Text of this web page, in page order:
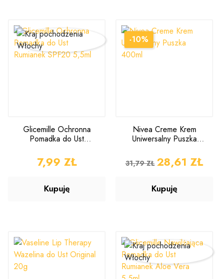
Glicemille Ochronna
Pomadka do Ust
CENA
7,99 ZŁ
Kupuję
Nivea Creme Krem
Uniwersalny Puszka
CENA PODSTAWOWA
31,79 ZŁ CENA
28,61 ZŁ
Kupuję
-10%